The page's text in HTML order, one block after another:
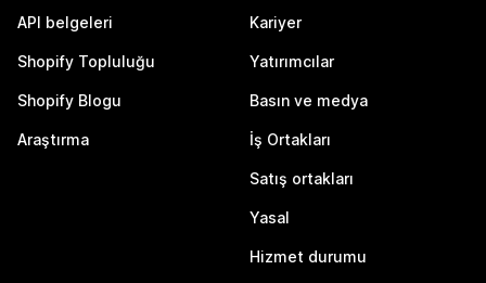
API belgeleri
Shopify Topluluğu
Shopify Blogu
Araştırma
Kariyer
Yatırımcılar
Basın ve medya
İş Ortakları
Satış ortakları
Yasal
Hizmet durumu